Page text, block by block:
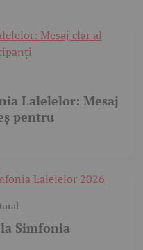
Lalelelor: Mesaj
pentru
Simfonia